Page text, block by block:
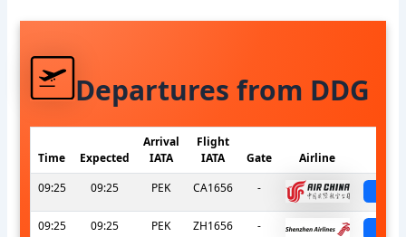
Departures from DDG
Time Expected
Arrival
IATA
Flight
IATA
Gate Airline
09:25
09:25 PEK CA1656 -
09:25 09:25 PEK ZH1656 -